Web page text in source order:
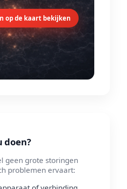
op de kaart bekijken
doen?
geen grote storingen
problemen ervaart: